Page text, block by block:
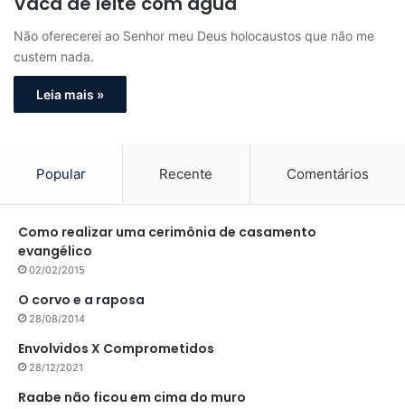
Não oferecerei ao Senhor meu Deus holocaustos que não me
custem nada.
Leia mais »
Popular Recente Comentários
Como realizar uma cerimônia de casamento
evangélico
02/02/2015
O corvo e a raposa
28/08/2014
Envolvidos X Comprometidos
28/12/2021
Raabe não ficou em cima do muro